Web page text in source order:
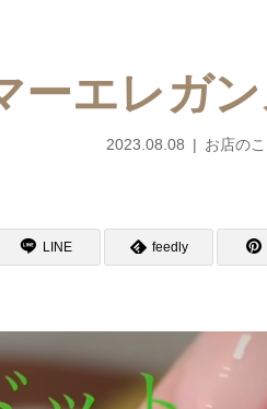
ーエレガ
2023.08.08 お店のこ
LINE feedly